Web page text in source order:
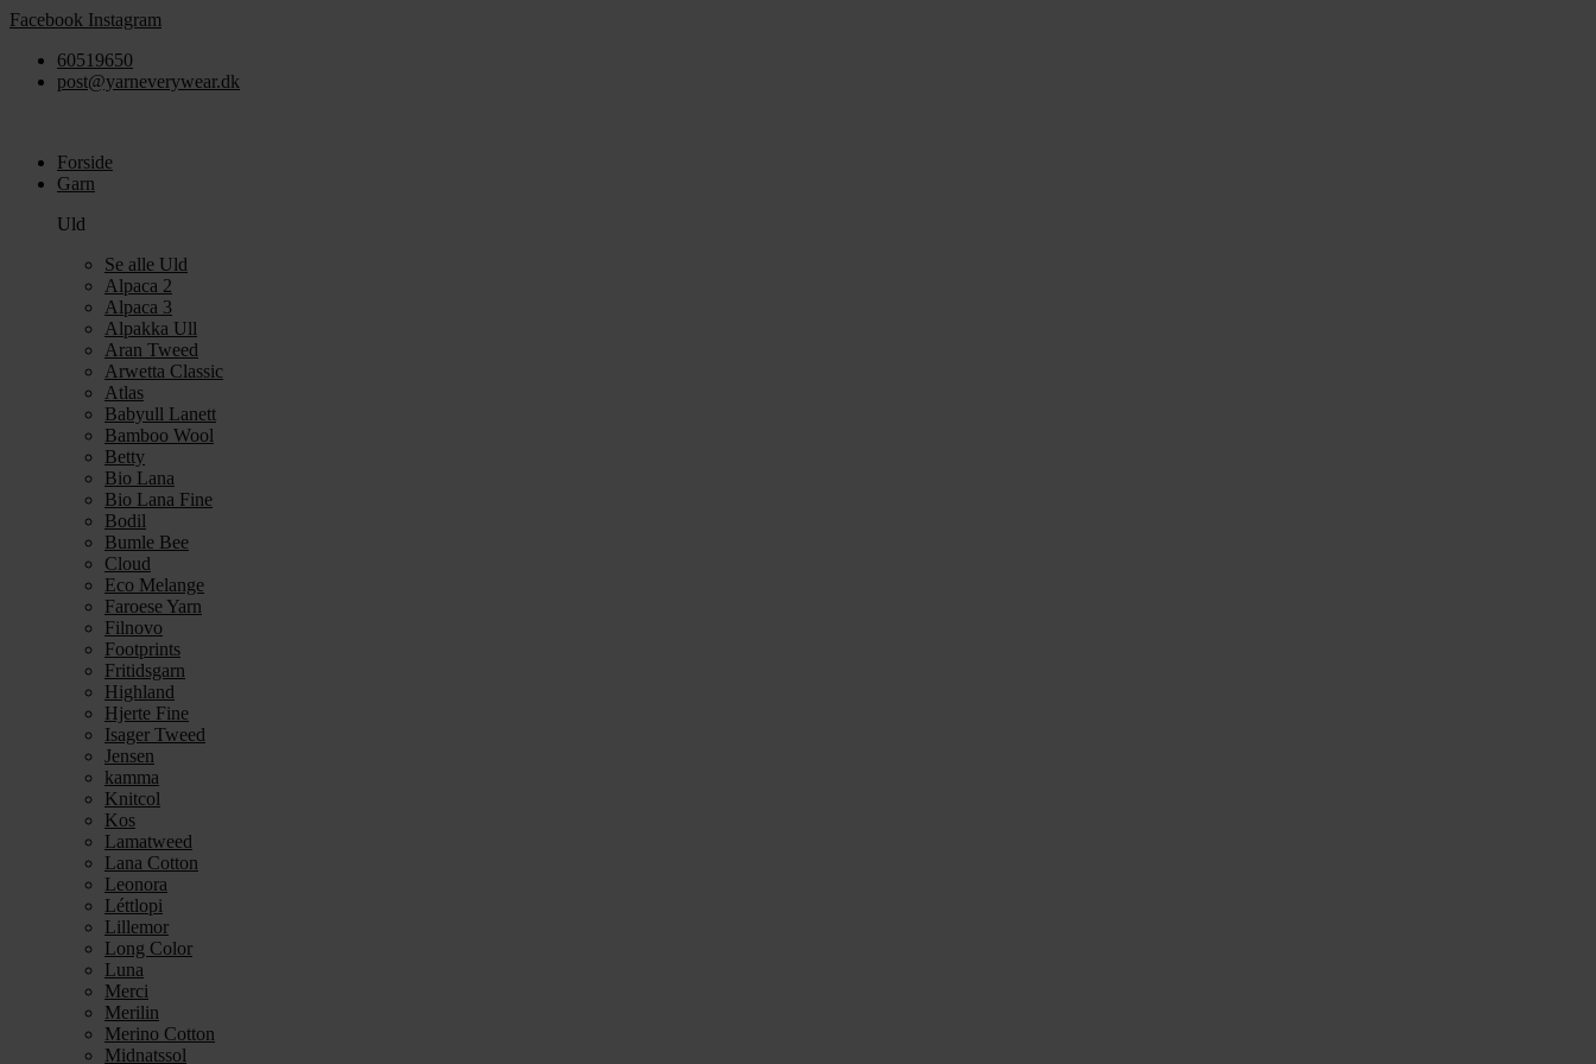
Videre
indhold
Facebook Instagram
60519650
post@yarneverywear.dk
Forside
Garn
Uld
Se alle Uld
Alpaca 2
Alpaca 3
Alpakka Ull
Aran Tweed
Arwetta Classic
Atlas
Babyull Lanett
Bamboo Wool
Betty
Bio Lana
Bio Lana Fine
Bodil
Bumle Bee
Cloud
Eco Melange
Faroese Yarn
Filnovo
Footprints
Fritidsgarn
Highland
Hjerte Fine
Isager Tweed
Jensen
kamma
Knitcol
Kos
Lamatweed
Lana Cotton
Leonora
Léttlopi
Lillemor
Long Color
Luna
Merci
Merilin
Merino Cotton
Midnatssol